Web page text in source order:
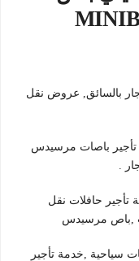
بالسائق, عروض نقل
باصات مرسيدس
.
تأجير حافلات نقل
,باص مرسيدس
سياحية ,خدمة تأجير